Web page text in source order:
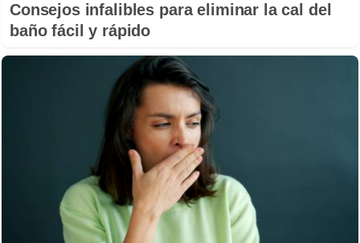
Consejos infalibles para eliminar la cal del
baño fácil y rápido